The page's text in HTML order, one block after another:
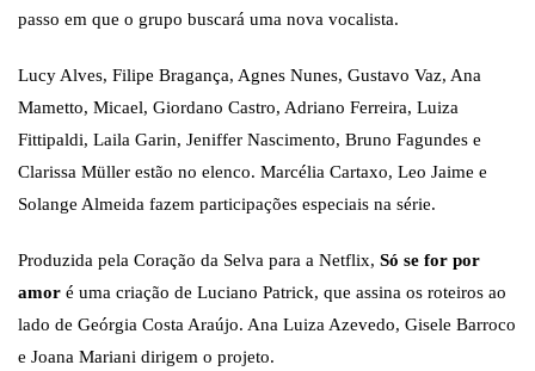
passo em que o grupo buscará uma nova vocalista.
Lucy Alves, Filipe Bragança, Agnes Nunes, Gustavo Vaz, Ana
Mametto, Micael, Giordano Castro, Adriano Ferreira, Luiza
Fittipaldi, Laila Garin, Jeniffer Nascimento, Bruno Fagundes e
Clarissa Müller estão no elenco. Marcélia Cartaxo, Leo Jaime e
Solange Almeida fazem participações especiais na série.
Produzida pela Coração da Selva para a Netflix, Só se for por
amor é uma criação de Luciano Patrick, que assina os roteiros ao
lado de Geórgia Costa Araújo. Ana Luiza Azevedo, Gisele Barroco
e Joana Mariani dirigem o projeto.